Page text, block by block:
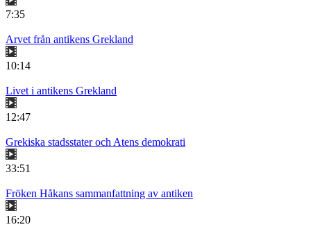
7:35
Arvet från antikens Grekland
10:14
Livet i antikens Grekland
12:47
Grekiska stadsstater och Atens demokrati
33:51
Fröken Håkans sammanfattning av antiken
16:20